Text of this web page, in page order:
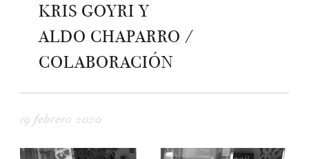
KRIS GOYRI Y
ALDO CHAPARRO /
COLABORACIÓN
19 febrero 2020